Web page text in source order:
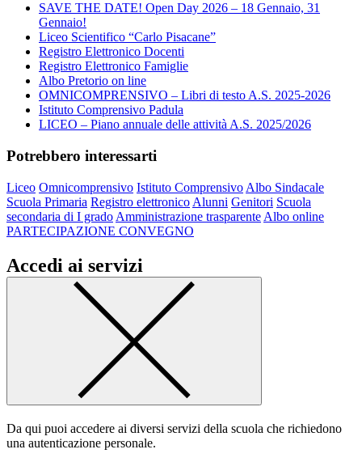
SAVE THE DATE! Open Day 2026 – 18 Gennaio, 31
Gennaio!
Liceo Scientifico “Carlo Pisacane”
Registro Elettronico Docenti
Registro Elettronico Famiglie
Albo Pretorio on line
OMNICOMPRENSIVO – Libri di testo A.S. 2025-2026
Istituto Comprensivo Padula
LICEO – Piano annuale delle attività A.S. 2025/2026
Potrebbero interessarti
Liceo Omnicomprensivo Istituto Comprensivo Albo Sindacale
Scuola Primaria Registro elettronico Alunni Genitori Scuola
secondaria di I grado Amministrazione trasparente Albo online
PARTECIPAZIONE CONVEGNO
Accedi ai servizi
Da qui puoi accedere ai diversi servizi della scuola che richiedono
una autenticazione personale.